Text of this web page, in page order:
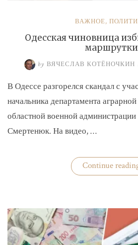
ВАЖНОЕ,
Одесская чиновница
маршрутки
by ВЯЧЕСЛАВ КОТЁНОЧКИН
В Одессе разгорелся скандал с
начальника департамента
областной военной
Смертенюк. На видео, …
Continue